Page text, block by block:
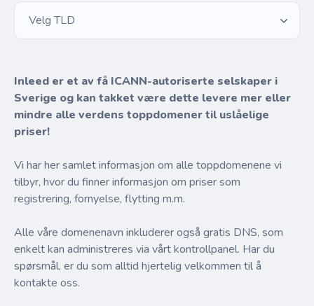
Velg TLD
Inleed er et av få ICANN-autoriserte selskaper i
Sverige og kan takket være dette levere mer eller
mindre alle verdens toppdomener til uslåelige
priser!
Vi har her samlet informasjon om alle toppdomenene vi
tilbyr, hvor du finner informasjon om priser som
registrering, fornyelse, flytting m.m.
Alle våre domenenavn inkluderer også gratis DNS, som
enkelt kan administreres via vårt kontrollpanel. Har du
spørsmål, er du som alltid hjertelig velkommen til å
kontakte oss.